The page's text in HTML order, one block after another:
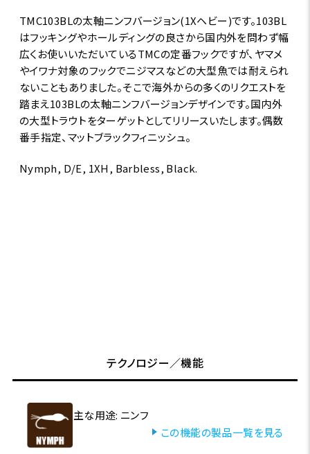
TMC103BLの太軸ニンフバージョン(1Xヘビー)です。103BL
はフッキングやホールディングの良さから国内外を問わず幅
広くお使いいただいているTMCの定番フックですが、ヤマメ
やイワナ対象のフックでニジマスなどの大型魚では耐えられ
ないこともありました。そこで海外からの多くのリクエストを
踏まえ103BLの太軸ニンフバージョンデザインです。国内外
の大型トラウトをターゲットとしてリリースいたします。偶数
番手指定、マットブラックフィニッシュ。
Nymph, D/E, 1XH, Barbless, Black.
テクノロジー／機能
主な用途: ニンフ
この機能の製品一覧を見る